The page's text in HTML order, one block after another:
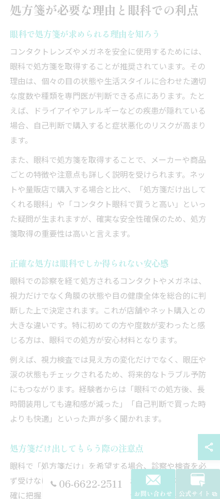
処方箋が必要な理由と眼科での利点
眼科で処方箋が求められる理由を知ろう
コンタクトレンズやメガネを安全に使用するためには、
眼科で処方箋を取得することが推奨されています。その
理由は、個々の目の状態や生活スタイルに合わせた適切
な度数や種類を専門医が判断できる点にあります。たと
えば、ドライアイやアレルギーなどの疾患が隠れている
場合、自己判断で購入すると症状悪化のリスクが高まり
ます。
また、眼科で処方箋を取得することで、メーカーや商品
ごとの特徴や注意点も詳しく説明を受けられます。ネッ
トや量販店で購入する場合と比べ、「処方箋だけ出して
くれる眼科」や「コンタクト眼科で買うと高い」といっ
た疑問が生まれますが、確実な安全性確保のため、処方
箋取得の重要性は高いと言えます。
正確な処方は眼科でしか得られない安心感
眼科での診察を経て処方されるコンタクトやメガネは、
視力だけでなく角膜の状態や目の健康全体を総合的に判
断した上で決定されます。これが店舗やネット購入との
大きな違いです。特に初めての方や度数が変わったと感
じる方は、眼科での処方が安心材料となります。
例えば、視力検査では見え方の変化だけでなく、眼圧や
涙の状態もチェックされるため、将来的なトラブル予防
にもつながります。経験者からは「眼科での処方後、長
時間装用しても違和感が減った」「自己判断で買った時
よりも快適」といった声が多く聞かれます。
処方箋だけ出してもらう際の注意点
眼科で「処方箋だけ」を希望する場合、診察や検査を必
ず受けなければなりません。これは、目の健康状態を正
確に把握したうえで適切な処方を行うためです。費用面
06-6622-2511
お問い合わせ 公式サイト